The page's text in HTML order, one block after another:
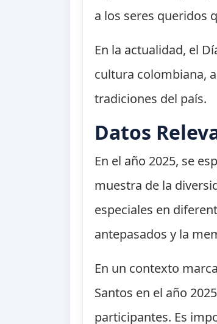
a los seres queridos
En la actualidad, el
cultura colombiana,
tradiciones del país.
Datos
En el año 2025, se
muestra de la
especiales en
antepasados y la
En un contexto
Santos en el año
participantes. Es